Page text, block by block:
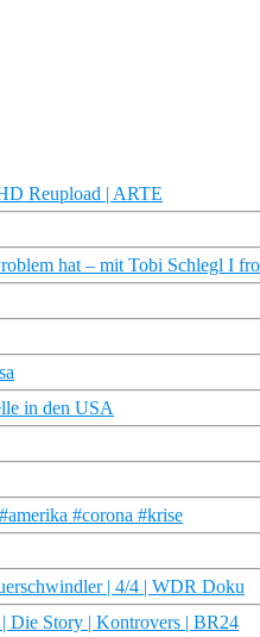
Reupload | ARTE
hat – mit Tobi Schlegl I
in den USA
#corona #krise
| 4/4 | WDR Doku
| Die Story | Kontrovers | BR24